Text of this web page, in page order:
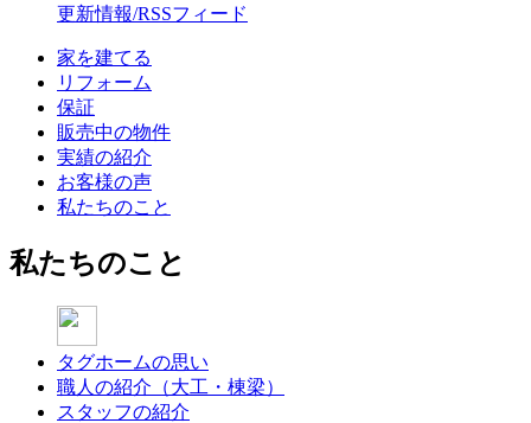
更新情報/RSSフィード
家を建てる
リフォーム
保証
販売中の物件
実績の紹介
お客様の声
私たちのこと
私たちのこと
タグホームの思い
職人の紹介（大工・棟梁）
スタッフの紹介